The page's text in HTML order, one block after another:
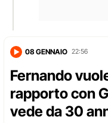
08 GENNAIO 22:56
Fernando
rapporto con
vede da 30